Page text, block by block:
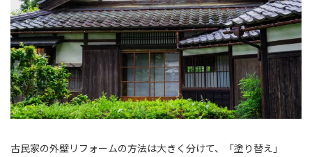
古民家の外壁リフォームの方法は大きく分けて、「塗り替え」